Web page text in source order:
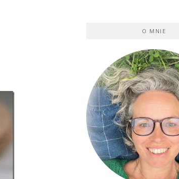
O MNIE